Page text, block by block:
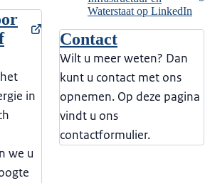
in
we u
Waterstaat op LinkedIn
Contact
Wilt u meer weten? Dan
kunt u contact met ons
opnemen. Op deze pagina
vindt u ons
contactformulier.